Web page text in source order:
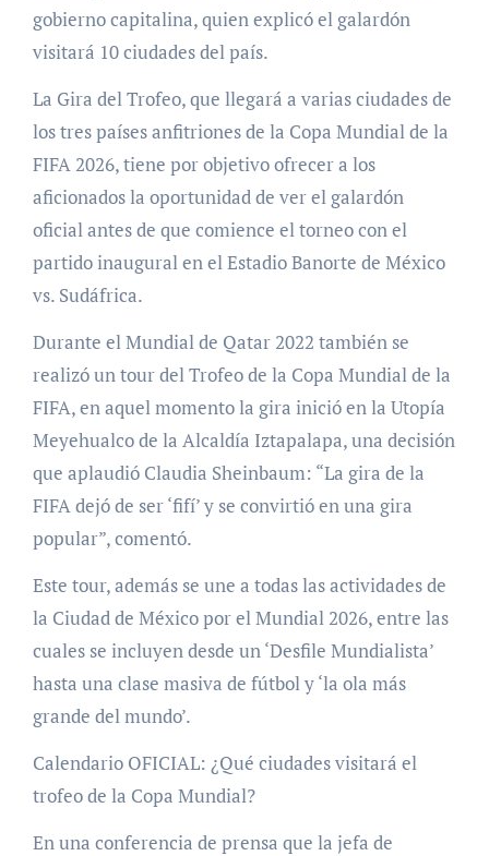
gobierno capitalina, quien explicó el galardón
visitará 10 ciudades del país.
La Gira del Trofeo, que llegará a varias ciudades de
los tres países anfitriones de la Copa Mundial de la
FIFA 2026, tiene por objetivo ofrecer a los
aficionados la oportunidad de ver el galardón
oficial antes de que comience el torneo con el
partido inaugural en el Estadio Banorte de México
vs. Sudáfrica.
Durante el Mundial de Qatar 2022 también se
realizó un tour del Trofeo de la Copa Mundial de la
FIFA, en aquel momento la gira inició en la Utopía
Meyehualco de la Alcaldía Iztapalapa, una decisión
que aplaudió Claudia Sheinbaum: “La gira de la
FIFA dejó de ser ‘fifí’ y se convirtió en una gira
popular”, comentó.
Este tour, además se une a todas las actividades de
la Ciudad de México por el Mundial 2026, entre las
cuales se incluyen desde un ‘Desfile Mundialista’
hasta una clase masiva de fútbol y ‘la ola más
grande del mundo’.
Calendario OFICIAL: ¿Qué ciudades visitará el
trofeo de la Copa Mundial?
En una conferencia de prensa que la jefa de